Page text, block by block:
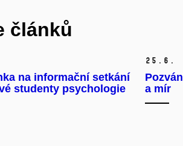
článků
na informační setkání
studenty psychologie
25. 6.
a mír